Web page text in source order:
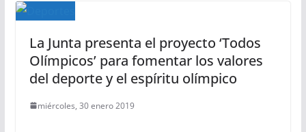
La Junta presenta el proyecto ‘Todos
Olímpicos’ para fomentar los valores
del deporte y el espíritu olímpico
miércoles, 30 enero 2019